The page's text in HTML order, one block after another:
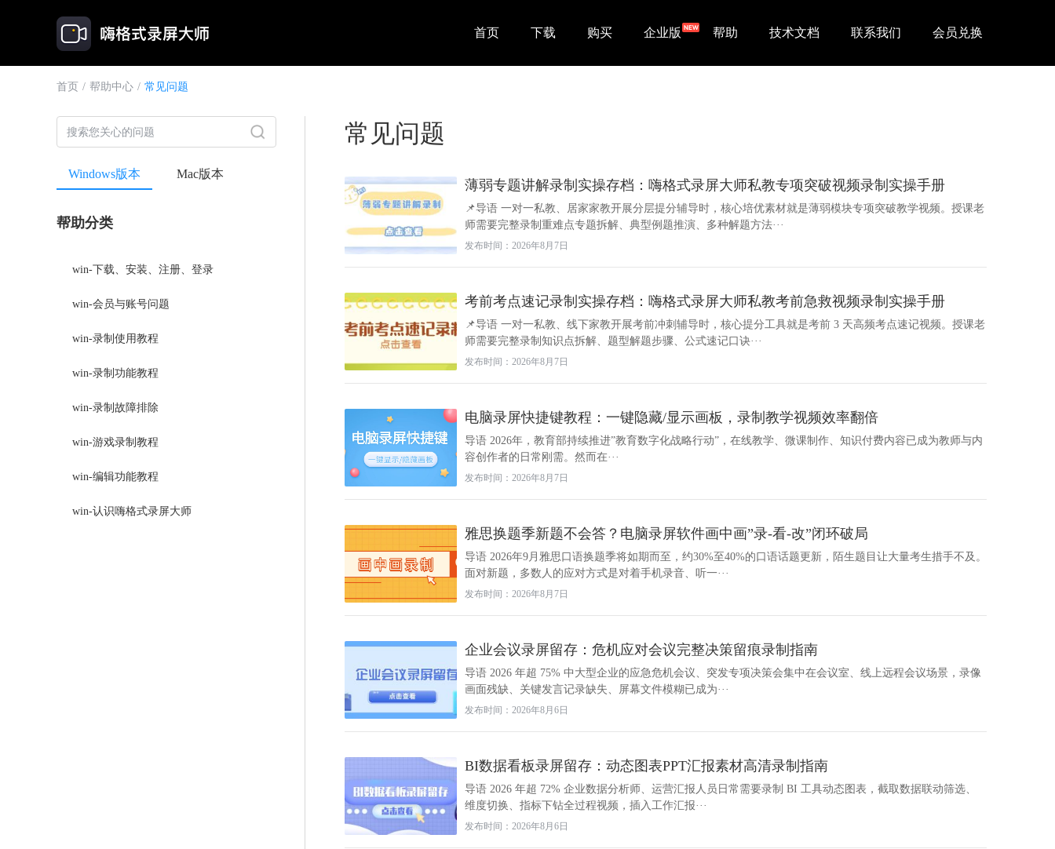
首页 下载 购买 企业版 帮助 技术文档 联系我们 会员兑换
首页 / 帮助中心 / 常见问题
常见问题
薄弱专题讲解录制实操存档：嗨格式录屏大师私教专项突破视频录制实操手册
📌导语 一对一私教、居家家教开展分层提分辅导时，核心培优素材就是薄弱模块专项突破教学视频。授课老
师需要完整录制重难点专题拆解、典型例题推演、多种解题方法···
发布时间：2026年8月7日
考前考点速记录制实操存档：嗨格式录屏大师私教考前急救视频录制实操手册
📌导语 一对一私教、线下家教开展考前冲刺辅导时，核心提分工具就是考前 3 天高频考点速记视频。授课老
师需要完整录制知识点拆解、题型解题步骤、公式速记口诀···
发布时间：2026年8月7日
电脑录屏快捷键教程：一键隐藏/显示画板，录制教学视频效率翻倍
导语 2026年，教育部持续推进”教育数字化战略行动”，在线教学、微课制作、知识付费内容已成为教师与内
容创作者的日常刚需。然而在···
发布时间：2026年8月7日
雅思换题季新题不会答？电脑录屏软件画中画”录-看-改”闭环破局
导语 2026年9月雅思口语换题季将如期而至，约30%至40%的口语话题更新，陌生题目让大量考生措手不及。
面对新题，多数人的应对方式是对着手机录音、听一···
发布时间：2026年8月7日
企业会议录屏留存：危机应对会议完整决策留痕录制指南
导语 2026 年超 75% 中大型企业的应急危机会议、突发专项决策会集中在会议室、线上远程会议场景，录像
画面残缺、关键发言记录缺失、屏幕文件模糊已成为···
发布时间：2026年8月6日
BI数据看板录屏留存：动态图表PPT汇报素材高清录制指南
导语 2026 年超 72% 企业数据分析师、运营汇报人员日常需要录制 BI 工具动态图表，截取数据联动筛选、
维度切换、指标下钻全过程视频，插入工作汇报···
发布时间：2026年8月6日
Windows版本 Mac版本
帮助分类
win-下载、安装、注册、登录
win-会员与账号问题
win-录制使用教程
win-录制功能教程
win-录制故障排除
win-游戏录制教程
win-编辑功能教程
win-认识嗨格式录屏大师